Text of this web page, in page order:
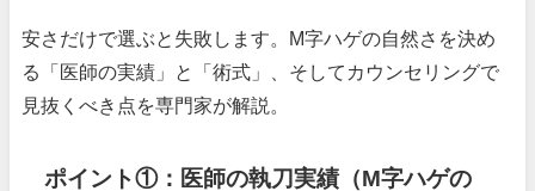
安さだけで選ぶと失敗します。M字ハゲの自然さを決め
る「医師の実績」と「術式」、そしてカウンセリングで
見抜くべき点を専門家が解説。
ポイント①：医師の執刀実績（M字ハゲの